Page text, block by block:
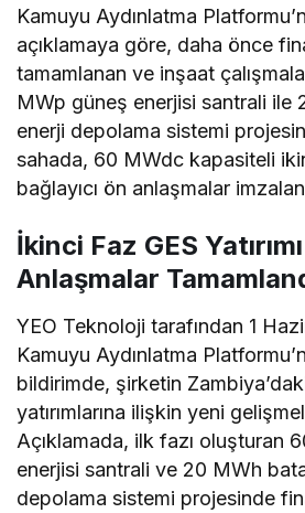
Kamuyu Aydınlatma
açıklamaya göre, daha önce
tamamlanan ve inşaat
MWp güneş enerjisi santrali ile
enerji depolama sistemi
sahada, 60 MWdc kapasiteli
bağlayıcı ön anlaşmalar
İkinci Faz GES
Anlaşmalar
YEO Teknoloji tarafından 1
Kamuyu Aydınlatma
bildirimde, şirketin
yatırımlarına ilişkin yeni
Açıklamada, ilk fazı oluşturan
enerjisi santrali ve 20 MWh
depolama sistemi projesinde